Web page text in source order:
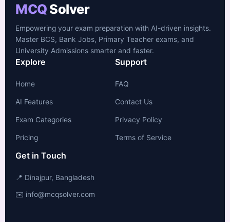
MCQSolver
Empowering your exam preparation with AI-driven insights.
Master BCS, Bank Jobs, Primary Teacher exams, and
University Admissions smarter and faster.
Explore
Home
AI Features
Exam Categories
Pricing
Support
FAQ
Contact Us
Privacy Policy
Terms of Service
Get in Touch
📍 Dinajpur, Bangladesh
✉️ info@mcqsolver.com